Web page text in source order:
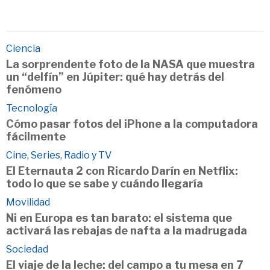
Ciencia
La sorprendente foto de la NASA que muestra
un “delfín” en Júpiter: qué hay detrás del
fenómeno
Tecnología
Cómo pasar fotos del iPhone a la computadora
fácilmente
Cine, Series, Radio y TV
El Eternauta 2 con Ricardo Darín en Netflix:
todo lo que se sabe y cuándo llegaría
Movilidad
Ni en Europa es tan barato: el sistema que
activará las rebajas de nafta a la madrugada
Sociedad
El viaje de la leche: del campo a tu mesa en 7